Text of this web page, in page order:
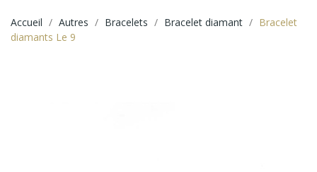
Accueil Autres Bracelets Bracelet diamant
Bracelet
diamants Le 9